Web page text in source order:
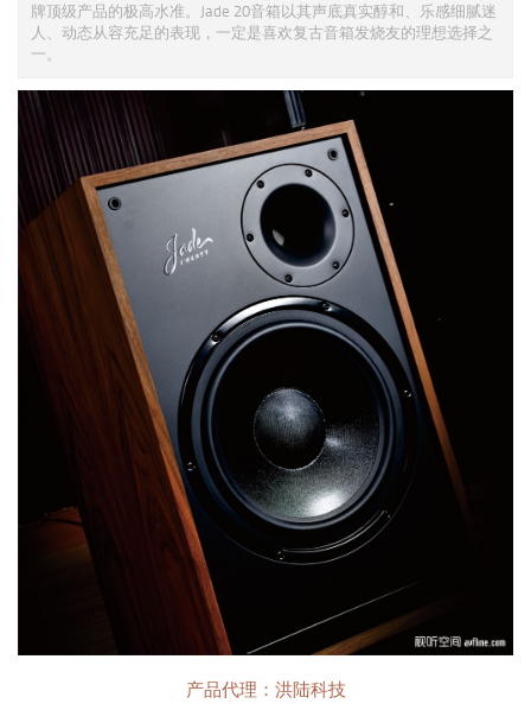
牌顶级产品的极高水准。Jade 20音箱以其声底真实醇和、乐感细腻迷
人、动态从容充足的表现，一定是喜欢复古音箱发烧友的理想选择之
一。
产品代理：洪陆科技